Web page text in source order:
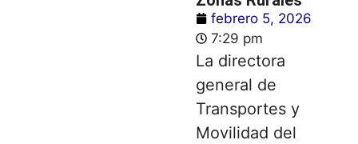
febrero 5, 2026
7:29 pm
La directora
general de
Transportes y
Movilidad del